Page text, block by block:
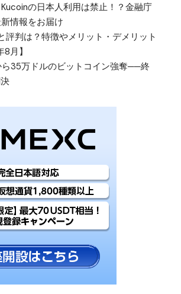
Kucoinの日本人利用は禁止！？金融庁
情報をお届け
評判は？特徴やメリット・デメリット
月】
ら35万ドルのビットコイン強奪──終